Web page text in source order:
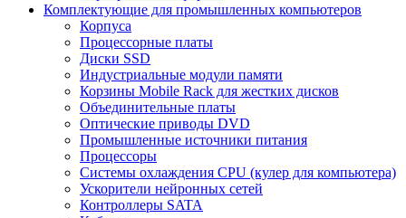
Комплектующие для промышленных компьютеров
Корпуса
Процессорные платы
Диски SSD
Индустриальные модули памяти
Корзины Mobile Rack для жестких дисков
Объединительные платы
Оптические приводы DVD
Промышленные источники питания
Процессоры
Системы охлаждения CPU (кулер для компьютера)
Ускорители нейронных сетей
Контроллеры SATA